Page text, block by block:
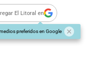
El Litoral en
preferidos en Google